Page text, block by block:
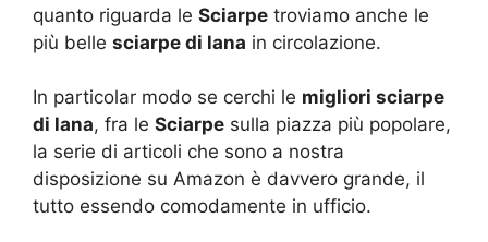
quanto riguarda le Sciarpe troviamo anche le
più belle sciarpe di lana in circolazione.
In particolar modo se cerchi le migliori sciarpe
di lana, fra le Sciarpe sulla piazza più popolare,
la serie di articoli che sono a nostra
disposizione su Amazon è davvero grande, il
tutto essendo comodamente in ufficio.